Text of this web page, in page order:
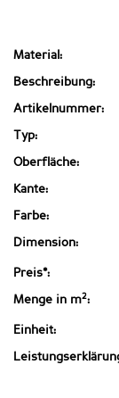
Material:
Beschreibung:
Artikelnummer:
Typ:
Oberfläche:
Kante:
Farbe:
Dimension:
Preis*:
Menge in m2:
Einheit: